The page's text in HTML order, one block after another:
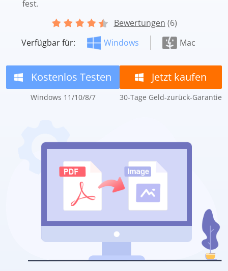
fest.
Bewertungen (6)
Verfügbar für:
Windows Mac
Kostenlos Testen
Windows 11/10/8/7
Jetzt kaufen
30-Tage Geld-zurück-Garantie